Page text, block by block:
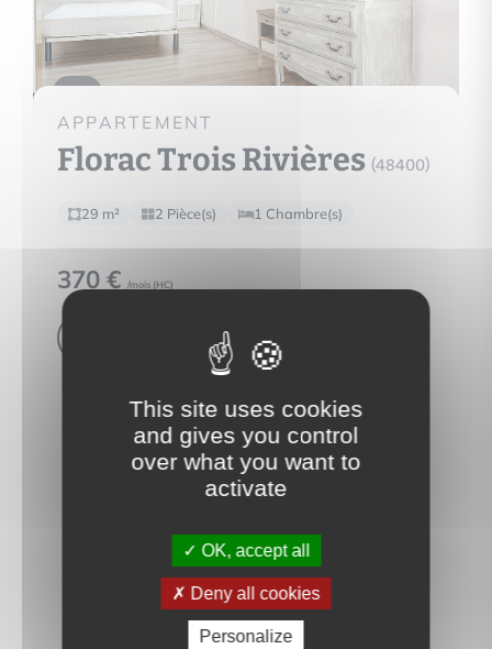
APPARTEMENT
Florac Trois Rivières (48400)
29 m² 2 Pièce(s) 1 Chambre(s)
370 € /mois (HC)
This site uses cookies
and gives you control
over what you want to
activate
OK, accept all
Deny all cookies
Personalize